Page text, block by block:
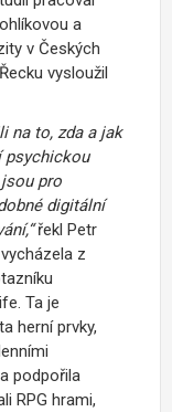
a
v Českých
vysloužil
na to, zda a jak
psychickou
pro
digitální
řekl Petr
z
Ta je
herní prvky,
podpořila
RPG hrami,